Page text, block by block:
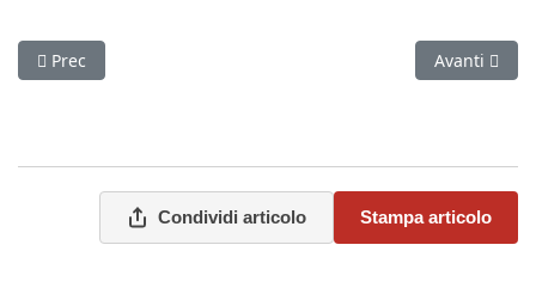
Articolo precedente: Cile 1973
Prec Articolo
Avanti
Condividi articolo Stampa articolo